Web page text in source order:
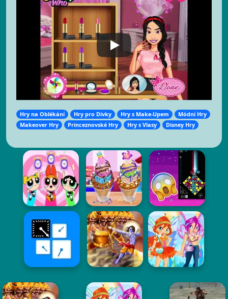
Hry na Oblékání Hry pro Dívky Hry s Make-Upem
Módní Hry
Makeover Hry
Princeznovské Hry Hry s Vlasy Disney Hry